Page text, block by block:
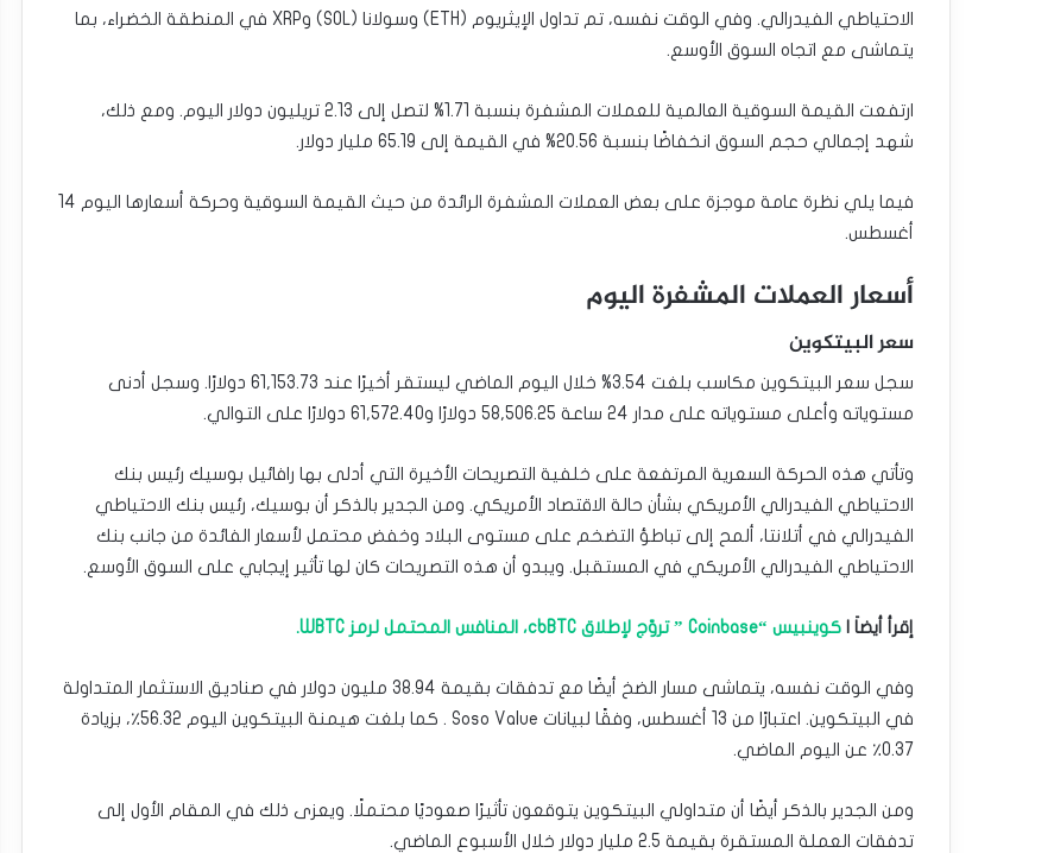
الاحتياطي الفيدرالي. وفي الوقت نفسه، تم تداول الإيثريوم (ETH) وسولانا (SOL) وXRP في المنطقة الخضراء، بما
يتماشى مع اتجاه السوق الأوسع.
ارتفعت القيمة السوقية العالمية للعملات المشفرة بنسبة 1.71% لتصل إلى 2.13 تريليون دولار اليوم. ومع ذلك،
شهد إجمالي حجم السوق انخفاضًا بنسبة 20.56% في القيمة إلى 65.19 مليار دولار.
فيما يلي نظرة عامة موجزة على بعض العملات المشفرة الرائدة من حيث القيمة السوقية وحركة أسعارها اليوم 14
أغسطس.
أسعار العملات المشفرة اليوم
سعر البيتكوين
سجل سعر البيتكوين مكاسب بلغت 3.54% خلال اليوم الماضي ليستقر أخيرًا عند 61,153.73 دولارًا. وسجل أدنى
مستوياته وأعلى مستوياته على مدار 24 ساعة 58,506.25 دولارًا و61,572.40 دولارًا على التوالي.
وتأتي هذه الحركة السعرية المرتفعة على خلفية التصريحات الأخيرة التي أدلى بها رافائيل بوسيك رئيس بنك
الاحتياطي الفيدرالي الأمريكي بشأن حالة الاقتصاد الأمريكي. ومن الجدير بالذكر أن بوسيك، رئيس بنك الاحتياطي
الفيدرالي في أتلانتا، ألمح إلى تباطؤ التضخم على مستوى البلاد وخفض محتمل لأسعار الفائدة من جانب بنك
الاحتياطي الفيدرالي الأمريكي في المستقبل. ويبدو أن هذه التصريحات كان لها تأثير إيجابي على السوق الأوسع.
إقرأ أيضاَ | كوينبيس “Coinbase ” تروّج لإطلاق cbBTC، المنافس المحتمل لرمز WBTC.
وفي الوقت نفسه، يتماشى مسار الضخ أيضًا مع تدفقات بقيمة 38.94 مليون دولار في صناديق الاستثمار المتداولة
في البيتكوين. اعتبارًا من 13 أغسطس، وفقًا لبيانات Soso Value . كما بلغت هيمنة البيتكوين اليوم 56.32٪، بزيادة
0.37٪ عن اليوم الماضي.
ومن الجدير بالذكر أيضًا أن متداولي البيتكوين يتوقعون تأثيرًا صعوديًا محتملًا. ويعزى ذلك في المقام الأول إلى
تدفقات العملة المستقرة بقيمة 2.5 مليار دولار خلال الأسبوع الماضي.